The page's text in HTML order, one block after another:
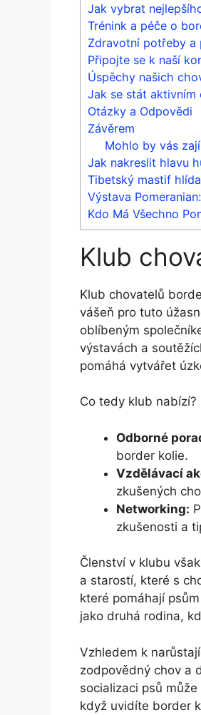
Jak vybrat
Trénink a péče o
Zdravotní potřeby a
Připojte se k naší
Úspěchy našich
Jak se stát aktivním
Otázky a Odpovědi
Závěrem
Mohlo by vás
Jak nakreslit hlavu
Tibetský mastif
Výstava
Kdo Má Všechno
Klub
Klub chovatelů
vášeň pro tuto
oblíbeným
výstavách a
pomáhá vytvářet
Co tedy klub nabízí?
Odborné
border kolie.
Vzdělávací
zkušených
Networking:
zkušenosti a
Členství v klubu
a starostí, které s
které pomáhají
jako druhá rodina,
Vzhledem k
zodpovědný chov a
socializaci psů
když uvidíte border